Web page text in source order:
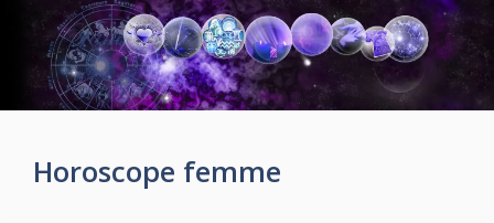
contenu
Horoscope femme